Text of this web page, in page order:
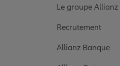
Le groupe Allianz
Recrutement
Allianz Banque